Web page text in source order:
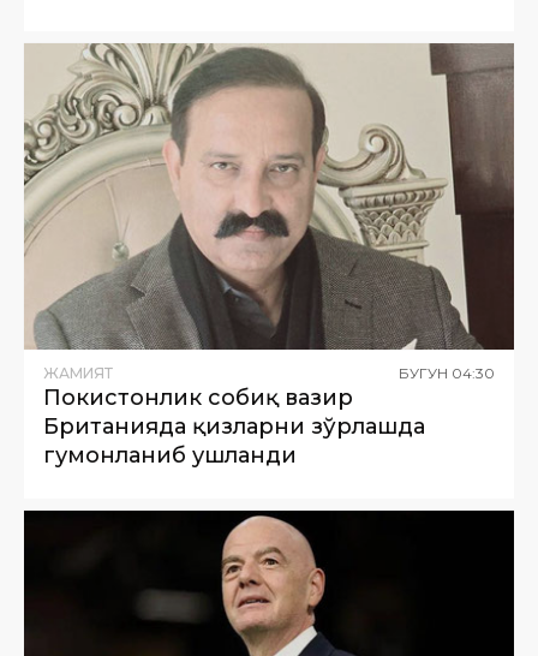
ЖАМИЯТ БУГУН 04:30
Покистонлик собиқ вазир
Британияда қизларни зўрлашда
гумонланиб ушланди